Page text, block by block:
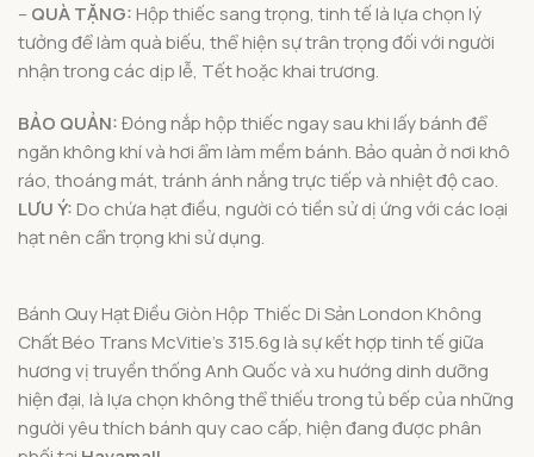
–QUÀ TẶNG: Hộp thiếc sang trọng, tinh tế là lựa chọn lý
tưởng để làm quà biếu, thể hiện sự trân trọng đối với người
nhận trong các dịp lễ, Tết hoặc khai trương.
BẢO QUẢN:Đóng nắp hộp thiếc ngay sau khi lấy bánh để
ngăn không khí và hơi ẩm làm mềm bánh. Bảo quản ở nơi khô
ráo, thoáng mát, tránh ánh nắng trực tiếp và nhiệt độ cao.
LƯU Ý: Do chứa hạt điều, người có tiền sử dị ứng với các loại
hạt nên cẩn trọng khi sử dụng.
Bánh Quy Hạt Điều Giòn Hộp Thiếc Di Sản London Không
Chất Béo Trans McVitie’s 315.6g là sự kết hợp tinh tế giữa
hương vị truyền thống Anh Quốc và xu hướng dinh dưỡng
hiện đại, là lựa chọn không thể thiếu trong tủ bếp của những
người yêu thích bánh quy cao cấp, hiện đang được phân